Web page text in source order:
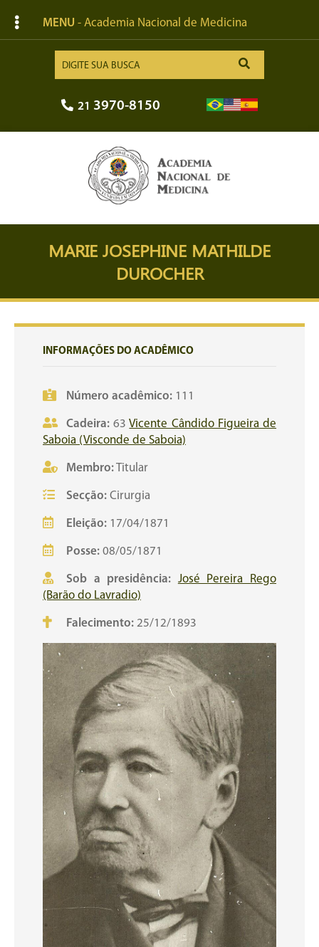
MENU - Academia Nacional de Medicina
21 3970-8150
MARIE JOSEPHINE MATHILDE
DUROCHER
INFORMAÇÕES DO ACADÊMICO
Número acadêmico: 111
Cadeira:63Vicente Cândido Figueira de
Saboia (Visconde de Saboia)
Membro:Titular
Secção: Cirurgia
Eleição: 17/04/1871
Posse: 08/05/1871
Sob a presidência: José Pereira Rego
(Barão do Lavradio)
Falecimento: 25/12/1893